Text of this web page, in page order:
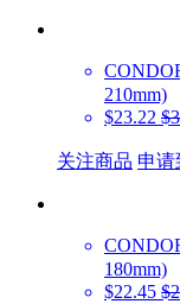
210mm)
$23.22
关注商品 申请
180mm)
$22.45